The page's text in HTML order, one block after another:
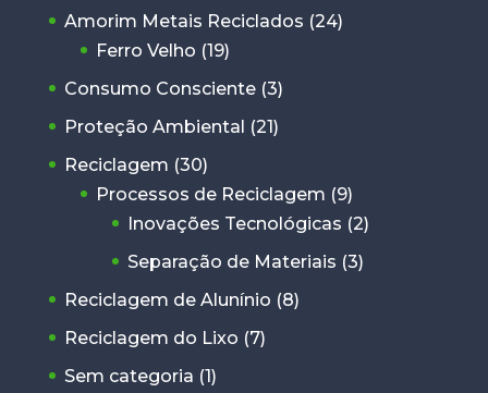
Amorim Metais Reciclados (24)
Ferro Velho (19)
Consumo Consciente(3)
Proteção Ambiental (21)
Reciclagem (30)
Processos de Reciclagem (9)
Inovações Tecnológicas (2)
Separação de Materiais (3)
Reciclagem de Alunínio (8)
Reciclagem do Lixo (7)
Sem categoria (1)